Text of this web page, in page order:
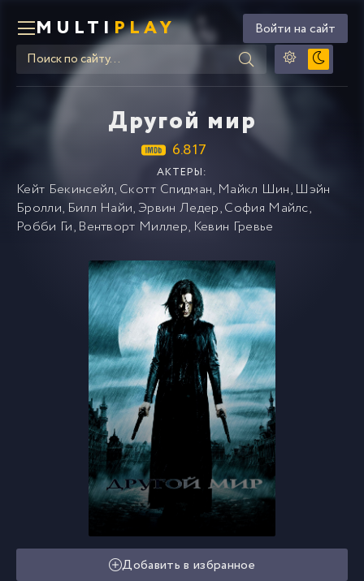
MULTIPLAY Войти на сайт
Другой мир
6.817
АКТЕРЫ:
Кейт Бекинсейл, Скотт Спидман, Майкл Шин, Шэйн
Бролли, Билл Найи, Эрвин Ледер,София Майлс,
Робби Ги, Вентворт Миллер, Кевин Гревье
Добавить в избранное